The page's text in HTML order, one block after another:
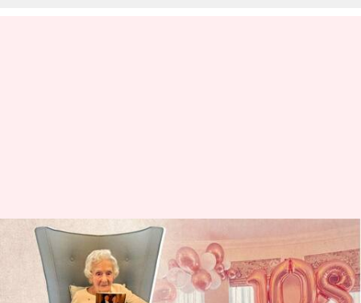
लंदन: बुजुर्ग महिला ने लंबी उम्र का
बताया अनोखा कारण, कहा- शराब
पीएं और पार्टी करें